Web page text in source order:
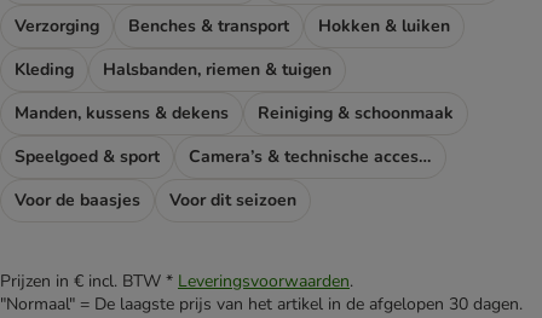
Verzorging
Benches & transport
Hokken & luiken
Kleding
Halsbanden, riemen & tuigen
Manden, kussens & dekens
Reiniging & schoonmaak
Speelgoed & sport
Camera’s & technische accessoires
Voor de baasjes
Voor dit seizoen
Prijzen in € incl. BTW * Leveringsvoorwaarden.
"Normaal" = De laagste prijs van het artikel in de afgelopen 30 dagen.